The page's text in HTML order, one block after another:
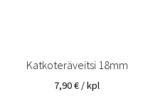
Katkoteräveitsi 18mm
7,90€ / kpl